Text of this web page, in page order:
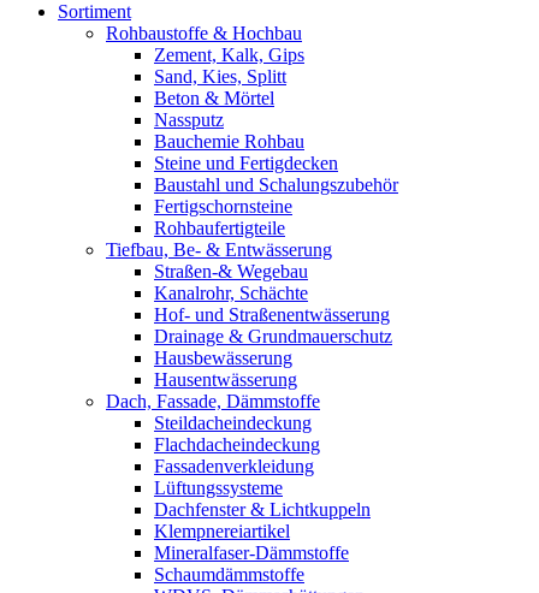
Sortiment
Rohbaustoffe & Hochbau
Zement, Kalk, Gips
Sand, Kies, Splitt
Beton & Mörtel
Nassputz
Bauchemie Rohbau
Steine und Fertigdecken
Baustahl und Schalungszubehör
Fertigschornsteine
Rohbaufertigteile
Tiefbau, Be- & Entwässerung
Straßen-& Wegebau
Kanalrohr, Schächte
Hof- und Straßenentwässerung
Drainage & Grundmauerschutz
Hausbewässerung
Hausentwässerung
Dach, Fassade, Dämmstoffe
Steildacheindeckung
Flachdacheindeckung
Fassadenverkleidung
Lüftungssysteme
Dachfenster & Lichtkuppeln
Klempnereiartikel
Mineralfaser-Dämmstoffe
Schaumdämmstoffe